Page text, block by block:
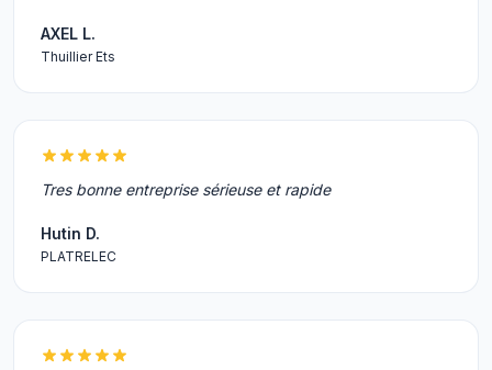
AXEL L.
Thuillier Ets
Tres bonne entreprise sérieuse et rapide
Hutin D.
PLATRELEC